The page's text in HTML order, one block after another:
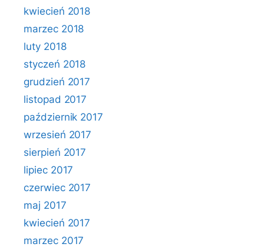
kwiecień 2018
marzec 2018
luty 2018
styczeń 2018
grudzień 2017
listopad 2017
październik 2017
wrzesień 2017
sierpień 2017
lipiec 2017
czerwiec 2017
maj 2017
kwiecień 2017
marzec 2017